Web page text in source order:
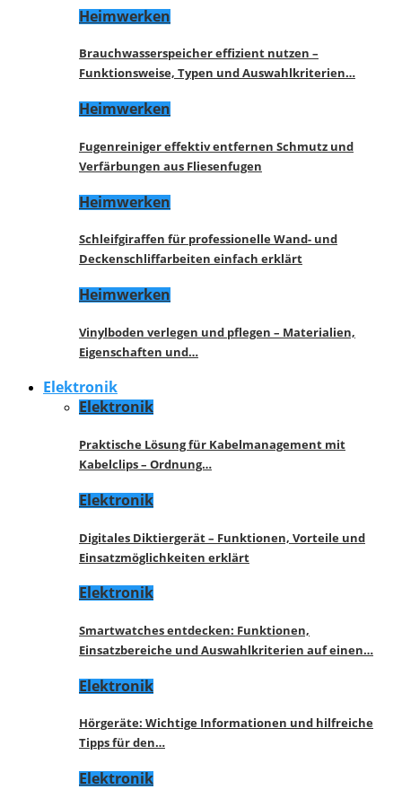
Heimwerken
Brauchwasserspeicher effizient nutzen –
Funktionsweise, Typen und Auswahlkriterien…
Heimwerken
Fugenreiniger effektiv entfernen Schmutz und
Verfärbungen aus Fliesenfugen
Heimwerken
Schleifgiraffen für professionelle Wand- und
Deckenschliffarbeiten einfach erklärt
Heimwerken
Vinylboden verlegen und pflegen – Materialien,
Eigenschaften und…
Elektronik
Elektronik
Praktische Lösung für Kabelmanagement mit
Kabelclips – Ordnung…
Elektronik
Digitales Diktiergerät – Funktionen, Vorteile und
Einsatzmöglichkeiten erklärt
Elektronik
Smartwatches entdecken: Funktionen,
Einsatzbereiche und Auswahlkriterien auf einen…
Elektronik
Hörgeräte: Wichtige Informationen und hilfreiche
Tipps für den…
Elektronik